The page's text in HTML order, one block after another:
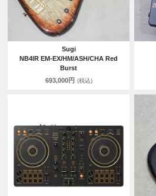
Sugi
NB4IR EM-EX/HM/ASH/CHA Red
Burst
693,000円 (税込)